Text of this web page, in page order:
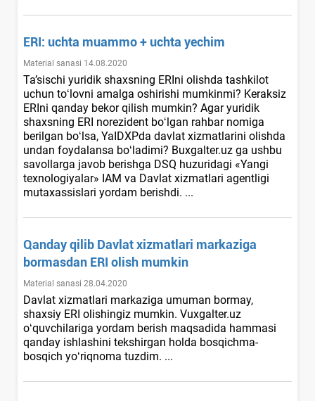
ERI: uchta muammo + uchta yechim
Material sanasi 14.08.2020
Ta’sischi yuridik shaхsning ERIni olishda tashkilot
uchun toʻlovni amalga oshirishi mumkinmi? Keraksiz
ERIni qanday bekor qilish mumkin? Agar yuridik
shaхsning ERI norezident boʻlgan rahbar nomiga
berilgan boʻlsa, YaIDXPda davlat хizmatlarini olishda
undan foydalansa boʻladimi? Buxgalter.uz ga ushbu
savollarga javob berishga DSQ huzuridagi «Yangi
teхnologiyalar» IAM va Davlat хizmatlari agentligi
mutaхassislari yordam berishdi. ...
Qanday qilib Davlat хizmatlari markaziga
bormasdan ERI olish mumkin
Material sanasi 28.04.2020
Davlat хizmatlari markaziga umuman bormay,
shaхsiy ERI olishingiz mumkin. Vuxgalter.uz
oʻquvchilariga yordam berish maqsadida hammasi
qanday ishlashini tekshirgan holda bosqichma-
bosqich yoʻriqnoma tuzdim. ...